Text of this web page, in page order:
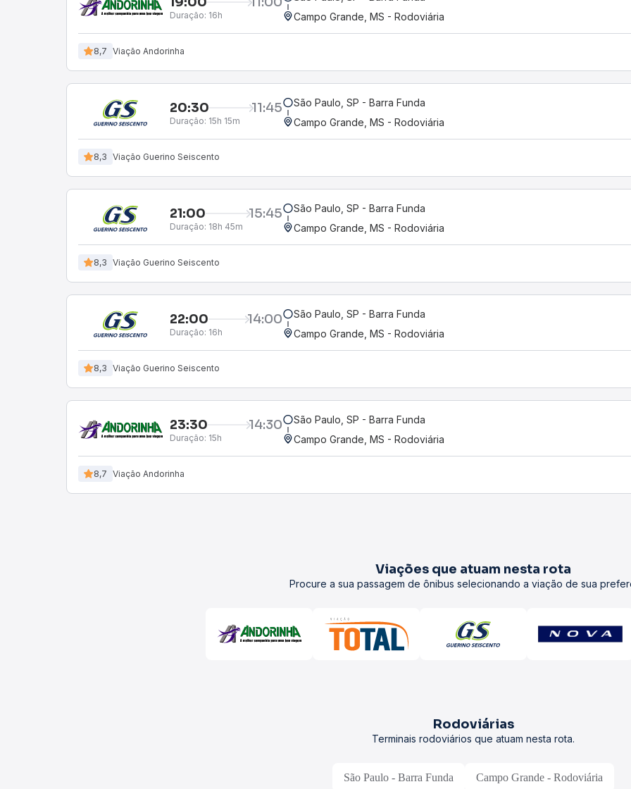
Duração: 16h
Campo Grande, MS - Rodoviária
8,7 Viação Andorinha
20:30 11:45
Duração: 15h 15m
São Paulo, SP - Barra Funda
Campo Grande, MS - Rodoviária
8,3 Viação Guerino Seiscento
21:00 15:45
Duração: 18h 45m
São Paulo, SP - Barra Funda
Campo Grande, MS - Rodoviária
8,3 Viação Guerino Seiscento
22:00 14:00
Duração: 16h
São Paulo, SP - Barra Funda
Campo Grande, MS - Rodoviária
8,3 Viação Guerino Seiscento
23:30 14:30
Duração: 15h
São Paulo, SP - Barra Funda
Campo Grande, MS - Rodoviária
8,7 Viação Andorinha
Viações que atuam nesta rota
Procure a sua passagem de ônibus selecionando a viação de sua
Rodoviárias
Terminais rodoviários que atuam nesta rota.
São Paulo - Barra Funda Campo Grande - Rodoviária